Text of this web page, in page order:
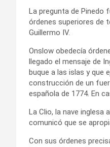
La pregunta de Pinedo
órdenes superiores de
Guillermo IV.
Onslow obedecía
llegado el mensaje de
buque a las islas y que
construcción de un
española de 1774. En
La Clio, la nave inglesa
comunicó que se
Con sus órdenes